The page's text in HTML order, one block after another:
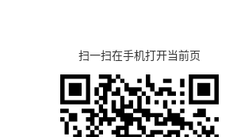
扫一扫在手机打开当前页